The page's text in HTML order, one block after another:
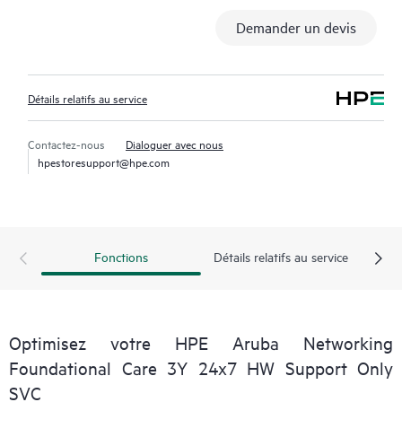
Demander un devis
Détails relatifs au service
Contactez-nous
Dialoguer avec nous
hpestoresupport@hpe.com
Fonctions Détails relatifs au service
Optimisez votre HPE Aruba Networking
Foundational Care 3Y 24x7 HW Support Only
SVC